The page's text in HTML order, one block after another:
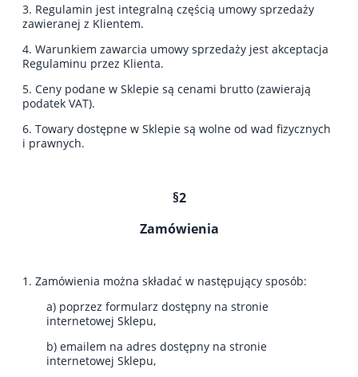
3. Regulamin jest integralną częścią umowy sprzedaży
zawieranej z Klientem.
4. Warunkiem zawarcia umowy sprzedaży jest akceptacja
Regulaminu przez Klienta.
5. Ceny podane w Sklepie są cenami brutto (zawierają
podatek VAT).
6. Towary dostępne w Sklepie są wolne od wad fizycznych
i prawnych.
§2
Zamówienia
1. Zamówienia można składać w następujący sposób:
a) poprzez formularz dostępny na stronie
internetowej Sklepu,
b) emailem na adres dostępny na stronie
internetowej Sklepu,